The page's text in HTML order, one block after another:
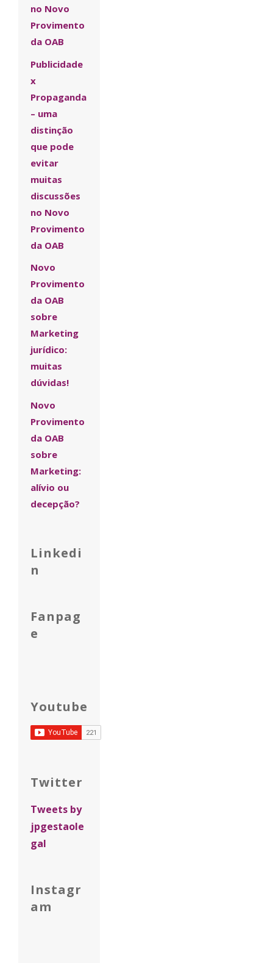
no Novo
Provimento
da OAB
Publicidade
x
Propaganda
– uma
distinção
que pode
evitar
muitas
discussões
no Novo
Provimento
da OAB
Novo
Provimento
da OAB
sobre
Marketing
jurídico:
muitas
dúvidas!
Novo
Provimento
da OAB
sobre
Marketing:
alívio ou
decepção?
Linkedi
n
Fanpag
e
Youtube
Twitter
Tweets by
jpgestaole
gal
Instagr
am